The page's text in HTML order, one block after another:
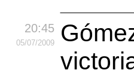
20:45
05/07/2009